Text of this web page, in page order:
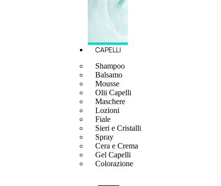
CAPELLI
Shampoo
Balsamo
Mousse
Olii Capelli
Maschere
Lozioni
Fiale
Sieri e Cristalli
Spray
Cera e Crema
Gel Capelli
Colorazione